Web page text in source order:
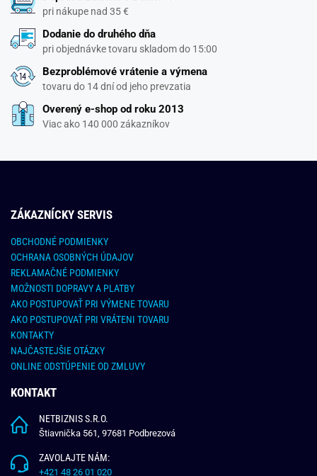
pri nákupe nad 35 €
Dodanie do druhého dňa
pri objednávke tovaru skladom do 15:00
Bezproblémové vrátenie a výmena
tovaru do 14 dní od jeho prevzatia
Overený e-shop od roku 2013
Viac ako 140 000 zákazníkov
ZÁKAZNÍCKY SERVIS
OBCHODNÉ PODMIENKY
OCHRANA OSOBNÝCH ÚDAJOV
REKLAMAČNÉ PODMIENKY
MOŽNOSTI DOPRAVY A PLATBY
AKO POSTUPOVAŤ PRI VÝMENE TOVARU
AKO POSTUPOVAŤ PRI VRÁTENI TOVARU
KONTAKTY
NAJČASTEJŠIE OTÁZKY
ONLINE ODSTÚPENIE OD ZMLUVY
KONTAKT
NETBIZNIS S.R.O.
Štiavnička 561, 97681 Podbrezová
ZAVOLAJTE NÁM:
+421 48 26 01 020